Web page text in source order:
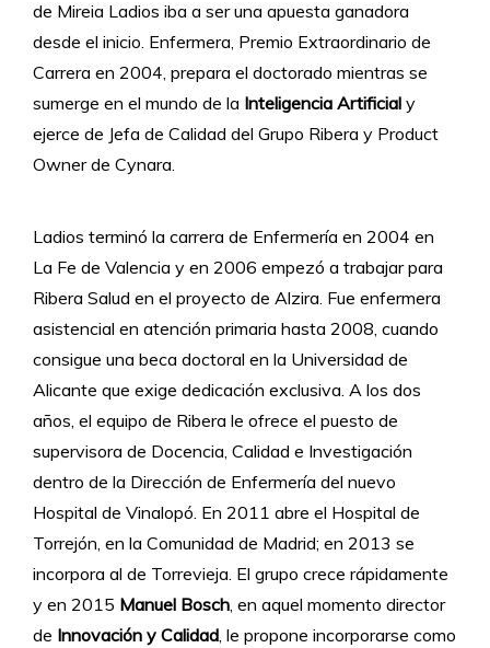
de Mireia Ladios iba a ser una apuesta ganadora
desde el inicio. Enfermera, Premio Extraordinario de
Carrera en 2004, prepara el doctorado mientras se
sumerge en el mundo de la Inteligencia Artificial y
ejerce de Jefa de Calidad del Grupo Ribera y Product
Owner de Cynara.
Ladios terminó la carrera de Enfermería en 2004 en
La Fe de Valencia y en 2006 empezó a trabajar para
Ribera Salud en el proyecto de Alzira. Fue enfermera
asistencial en atención primaria hasta 2008, cuando
consigue una beca doctoral en la Universidad de
Alicante que exige dedicación exclusiva. A los dos
años, el equipo de Ribera le ofrece el puesto de
supervisora de Docencia, Calidad e Investigación
dentro de la Dirección de Enfermería del nuevo
Hospital de Vinalopó. En 2011 abre el Hospital de
Torrejón, en la Comunidad de Madrid; en 2013 se
incorpora al de Torrevieja. El grupo crece rápidamente
y en 2015 Manuel Bosch, en aquel momento director
de Innovación y Calidad, le propone incorporarse como